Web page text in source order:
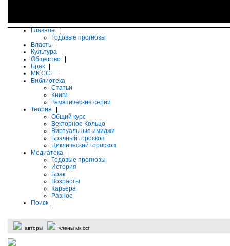
Главное
Годовые прогнозы
Власть
Культура
Общество
Брак
МК ССГ
Библиотека
Статьи
Книги
Тематические серии
Теория
Общий курс
Векторное Кольцо
Виртуальные имиджи
Брачный гороскоп
Циклический гороскоп
Медиатека
Годовые прогнозы
История
Брак
Возрасты
Карьера
Разное
Поиск
авторы члены мк ссг